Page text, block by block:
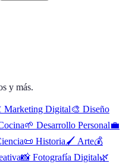
y más.
Marketing Digital🎨 Diseño
🌱 Desarrollo Personal💼
📜 Historia🖌️ Arte💰
📸 Fotografía Digital🌿